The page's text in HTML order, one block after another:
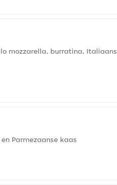
mozzarella, burratina, Italiaans
Parmezaanse kaas